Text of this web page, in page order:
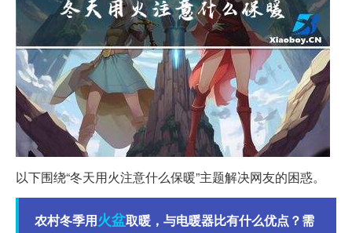
以下围绕“冬天用火注意什么保暖”主题解决网友的困惑。
农村冬季用火盆取暖，与电暖器比有什么优点？需